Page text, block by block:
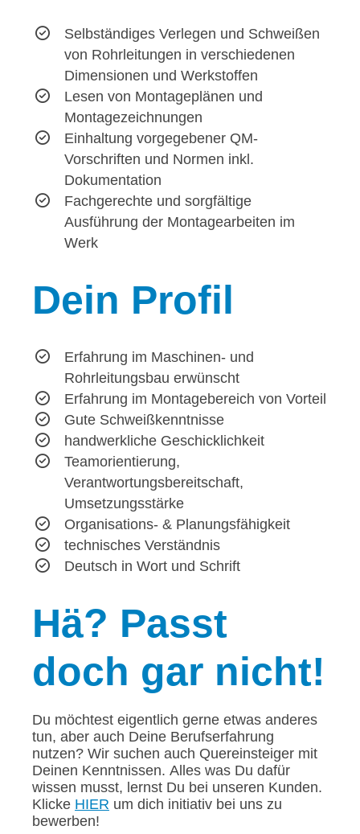
Selbständiges Verlegen und Schweißen
von Rohrleitungen in verschiedenen
Dimensionen und Werkstoffen
Lesen von Montageplänen und
Montagezeichnungen
Einhaltung vorgegebener QM-
Vorschriften und Normen inkl.
Dokumentation
Fachgerechte und sorgfältige
Ausführung der Montagearbeiten im
Werk
Dein Profil
Erfahrung im Maschinen- und
Rohrleitungsbau erwünscht
Erfahrung im Montagebereich von Vorteil
Gute Schweißkenntnisse
handwerkliche Geschicklichkeit
Teamorientierung,
Verantwortungsbereitschaft,
Umsetzungsstärke
Organisations- & Planungsfähigkeit
technisches Verständnis
Deutsch in Wort und Schrift
Hä? Passt
doch gar nicht!
Du möchtest eigentlich gerne etwas anderes
tun, aber auch Deine Berufserfahrung
nutzen? Wir suchen auch Quereinsteiger mit
Deinen Kenntnissen. Alles was Du dafür
wissen musst, lernst Du bei unseren Kunden.
Klicke HIER um dich initiativ bei uns zu
bewerben!